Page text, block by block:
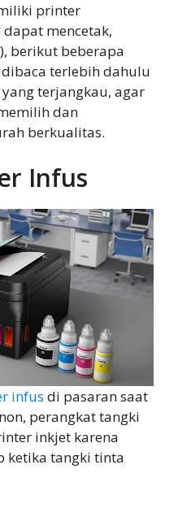
printer
mencetak,
berikut beberapa
terlebih dahulu
terjangkau, agar
dan
berkualitas.
Infus
infus di pasaran saat
perangkat tangki
inkjet karena
ketika tangki tinta